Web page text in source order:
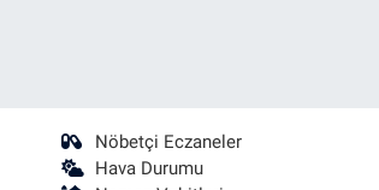
Nöbetçi Eczaneler
Hava Durumu